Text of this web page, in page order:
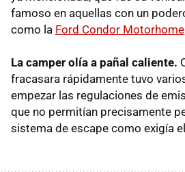
famoso en aquellas con un
como la Ford Condor Motorhome
La camper olía a pañal caliente.
fracasara rápidamente tuvo
empezar las regulaciones de
que no permitían precisamente
sistema de escape como exigía